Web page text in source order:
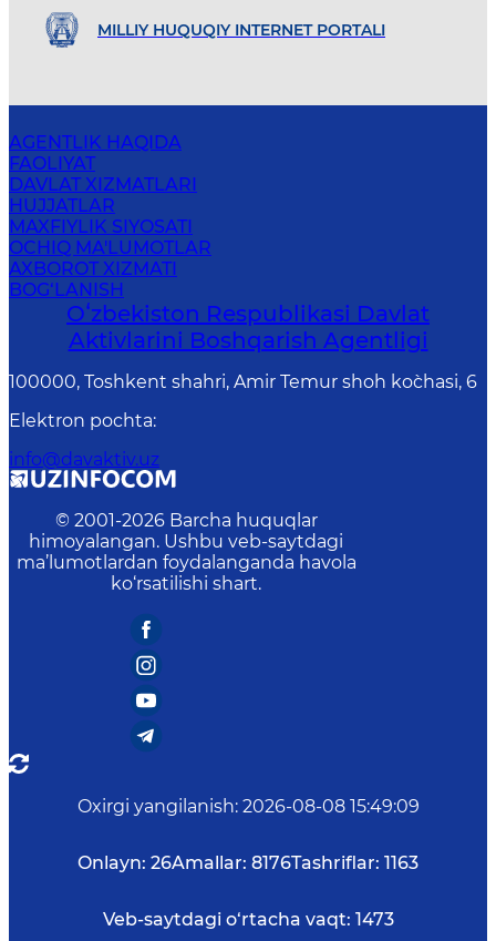
MILLIY HUQUQIY INTERNET PORTALI
AGENTLIK HAQIDA
FAOLIYAT
DAVLAT XIZMATLARI
HUJJATLAR
MAXFIYLIK SIYOSATI
OCHIQ MA'LUMOTLAR
AXBOROT XIZMATI
BOG‘LANISH
Oʻzbekiston Respublikasi Davlat
Aktivlarini Boshqarish Agentligi
100000, Toshkent shahri, Amir Temur shoh ko`chasi, 6
Elektron pochta:
info@davaktiv.uz
© 2001-2026 Barcha huquqlar
himoyalangan. Ushbu veb-saytdagi
ma’lumotlardan foydalanganda havola
ko‘rsatilishi shart.
Oxirgi yangilanish: 2026-08-08 15:49:09
Onlayn: 26Amallar: 8176Tashriflar: 1163
Veb-saytdagi o‘rtacha vaqt: 1473